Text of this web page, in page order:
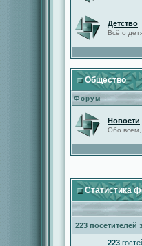
Детство
Всё о
Общество
Форум
Новости
Обо всем,
Статистика
223 посетителей
223